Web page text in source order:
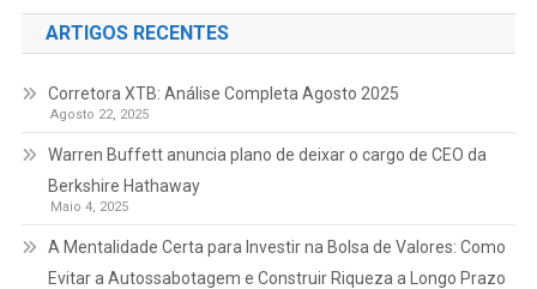
ARTIGOS RECENTES
Corretora XTB: Análise Completa Agosto 2025
Agosto 22, 2025
Warren Buffett anuncia plano de deixar o cargo de CEO da
Berkshire Hathaway
Maio 4, 2025
A Mentalidade Certa para Investir na Bolsa de Valores: Como
Evitar a Autossabotagem e Construir Riqueza a Longo Prazo